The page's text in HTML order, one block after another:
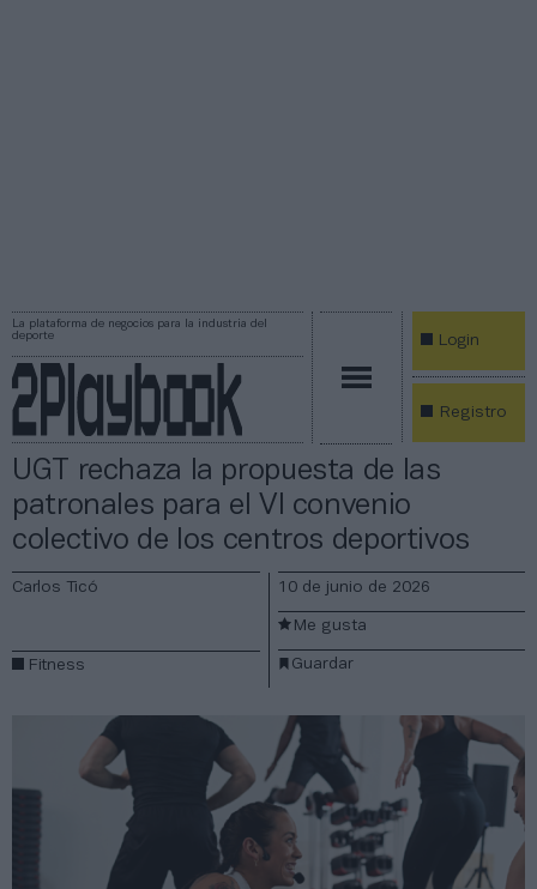
La plataforma de negocios para la industria del
deporte
Login
Registro
UGT rechaza la propuesta de las
patronales para el VI convenio
colectivo de los centros deportivos
Carlos Ticó
Fitness
10 de junio de 2026
Guardar
Me gusta